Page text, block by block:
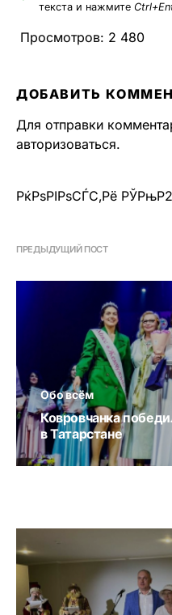
текста и нажмите
Просмотров: 2 480
ДОБАВИТЬ
Для отправки
авторизоваться.
РќРѕРІРѕСЃС‚Рё РЎРњР2
ПРЕДЫДУЩИЙ ПОСТ
Обо всём
Ковровчанка
в Татарстане